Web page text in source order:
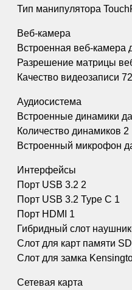
Тип манипулятора
Веб-камера
Встроенная веб-камера
Разрешение матрицы
Качество видеозаписи
Аудиосистема
Встроенные динамики да
Количество динамиков 2
Встроенный микрофон
Интерфейсы
Порт USB 3.2 2
Порт USB 3.2 Type C 1
Порт HDMI 1
Гибридный слот
Слот для карт памяти
Слот для замка
Сетевая карта